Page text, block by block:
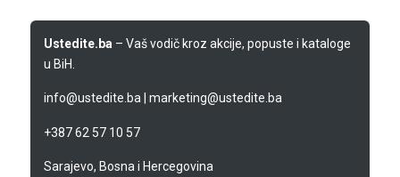
Ustedite.ba – Vaš vodič kroz akcije, popuste i kataloge
u BiH.
info@ustedite.ba| marketing@ustedite.ba
+387 62 57 10 57
Sarajevo, Bosna i Hercegovina